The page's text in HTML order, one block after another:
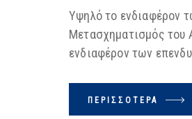
Υψηλό το ενδιαφέρον
Μετασχηματισμός του
ενδιαφέρον των
ΠΕΡΙΣΣΌΤΕΡΑ